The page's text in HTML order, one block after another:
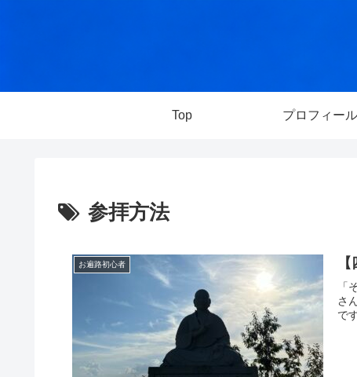
Top プロフィール
参拝方法
お遍路初心者
「
さ
で